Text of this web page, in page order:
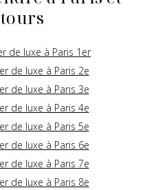
de luxe à Paris 1er
de luxe à Paris 2e
de luxe à Paris 3e
de luxe à Paris 4e
de luxe à Paris 5e
de luxe à Paris 6e
de luxe à Paris 7e
de luxe à Paris 8e